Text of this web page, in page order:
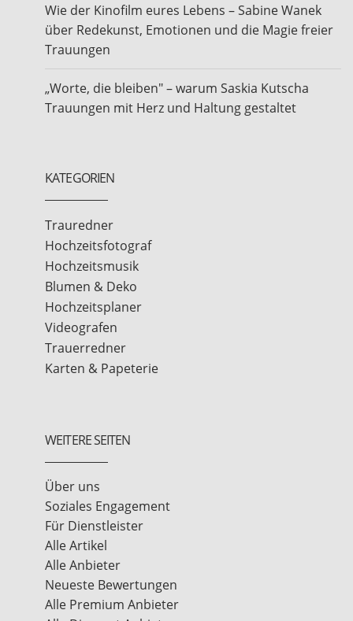
Wie der Kinofilm eures Lebens – Sabine Wanek
über Redekunst, Emotionen und die Magie freier
Trauungen
„Worte, die bleiben" – warum Saskia Kutscha
Trauungen mit Herz und Haltung gestaltet
KATEGORIEN
Trauredner
Hochzeitsfotograf
Hochzeitsmusik
Blumen & Deko
Hochzeitsplaner
Videografen
Trauerredner
Karten & Papeterie
WEITERE SEITEN
Über uns
Soziales Engagement
Für Dienstleister
Alle Artikel
Alle Anbieter
Neueste Bewertungen
Alle Premium Anbieter